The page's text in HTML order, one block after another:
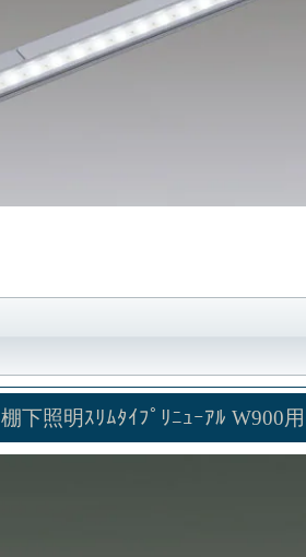
棚下照明ｽﾘﾑﾀｲﾌﾟﾘﾆｭｰｱﾙ W900用